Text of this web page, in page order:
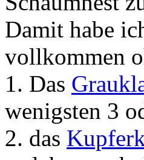
Damit habe
vollkommen
1. Das
wenigsten 3
2. das